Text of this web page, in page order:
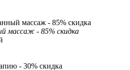
массаж - 85% скидка